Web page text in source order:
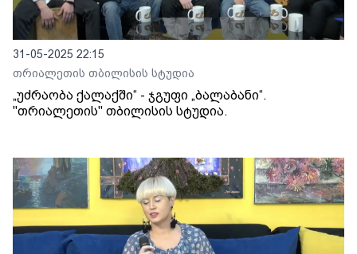
31-05-2025 22:15
თრიალეთის თბილისის სტუდია
„უძრაობა ქალაქში“ - ჯგუფი „ბალაბანი“.
"თრიალეთის" თბილისის სტუდია.